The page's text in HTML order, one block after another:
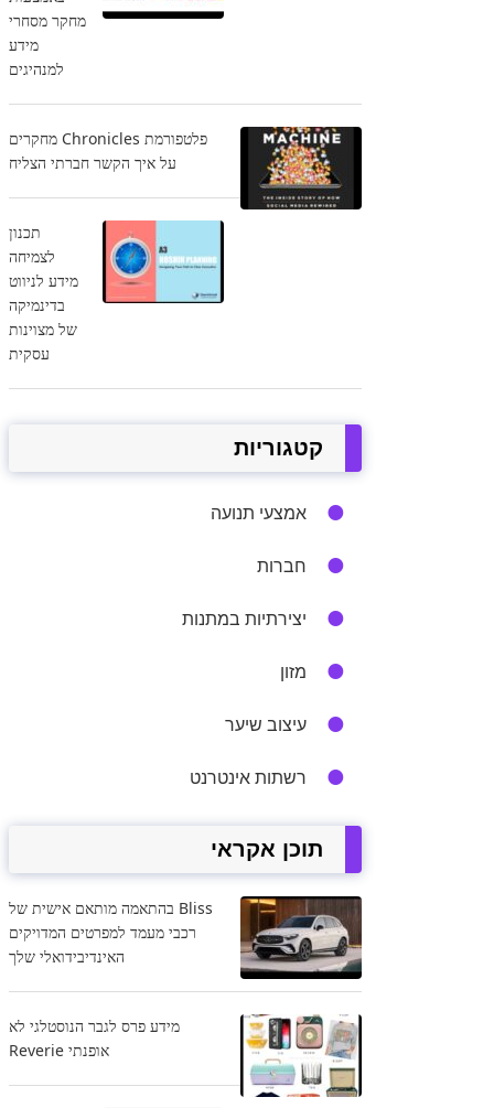
מחקר מסחרי
מידע
למנהיגים
פלטפורמת Chronicles מחקרים
על איך הקשר חברתי הצליח
תכנון
לצמיחה
מידע לניווט
בדינמיקה
של מצוינות
עסקית
קטגוריות
אמצעי תנועה
חברות
יצירתיות במתנות
מזון
עיצוב שיער
רשתות אינטרנט
תוכן אקראי
Bliss בהתאמה מותאם אישית של
רכבי מעמד למפרטים המדויקים
האינדיבידואלי שלך
מידע פרס לגבר הנוסטלגי לא
אופנתי Reverie